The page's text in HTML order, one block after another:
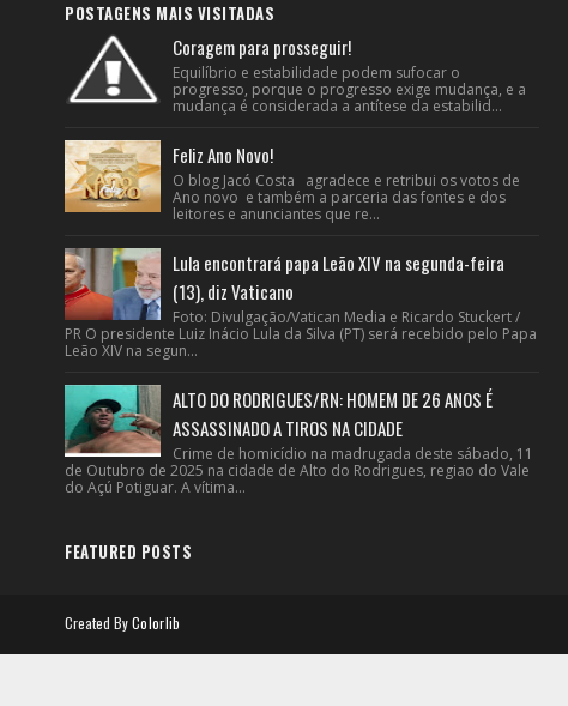
POSTAGENS MAIS VISITADAS
Coragem para prosseguir!
Equilíbrio e estabilidade podem sufocar o
progresso, porque o progresso exige mudança, e a
mudança é considerada a antítese da estabilid...
Feliz Ano Novo!
O blog Jacó Costa agradece e retribui os votos de
Ano novo e também a parceria das fontes e dos
leitores e anunciantes que re...
Lula encontrará papa Leão XIV na segunda-feira
(13), diz Vaticano
Foto: Divulgação/Vatican Media e Ricardo Stuckert /
PR O presidente Luiz Inácio Lula da Silva (PT) será recebido pelo Papa
Leão XIV na segun...
ALTO DO RODRIGUES/RN: HOMEM DE 26 ANOS É
ASSASSINADO A TIROS NA CIDADE
Crime de homicídio na madrugada deste sábado, 11
de Outubro de 2025 na cidade de Alto do Rodrigues, regiao do Vale
do Açú Potiguar. A vítima...
FEATURED POSTS
Created ByColorlib